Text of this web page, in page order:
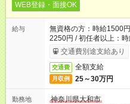
WEB登録・面接OK
給与
無資格の方：時給1500
2250円 / 初任者以上：
交通費別途支給あり
交通費 全額支給
月収例 25～30万円
勤務地
神奈川県大和市